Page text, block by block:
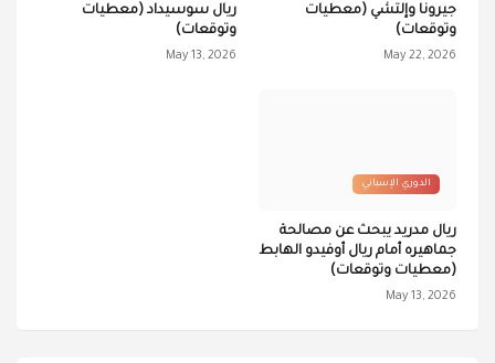
جيرونا وإلتشي (معطيات
وتوقعات)
May 22, 2026
ريال سوسيداد (معطيات
وتوقعات)
May 13, 2026
الدوري الإسباني
ريال مدريد يبحث عن مصالحة
جماهيره أمام ريال أوفيدو الهابط
(معطيات وتوقعات)
May 13, 2026